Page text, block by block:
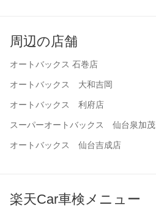
周辺の店舗
オートバックス 石巻店
オートバックス 大和吉岡
オートバックス 利府店
スーパーオートバックス 仙台泉加茂
オートバックス 仙台吉成店
楽天Car車検メニュー